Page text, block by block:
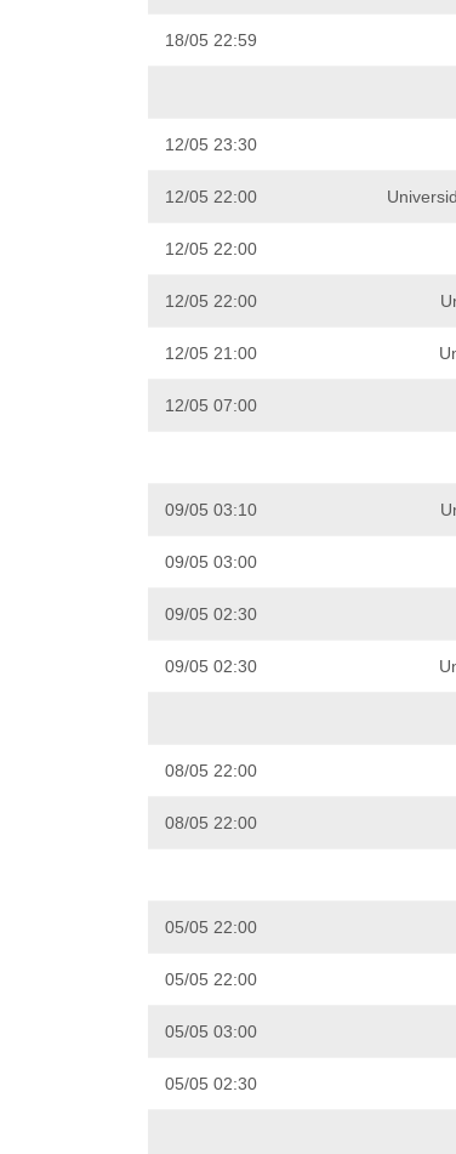
18/05 22:59
12/05 23:30
12/05 22:00
12/05 22:00
12/05 22:00
12/05 21:00
12/05 07:00
09/05 03:10
09/05 03:00
09/05 02:30
09/05 02:30
08/05 22:00
08/05 22:00
05/05 22:00
05/05 22:00
05/05 03:00
05/05 02:30